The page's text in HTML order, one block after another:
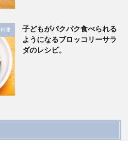
料理
子どもがパクパク食べられる
ようになるブロッコリーサラ
ダのレシピ。